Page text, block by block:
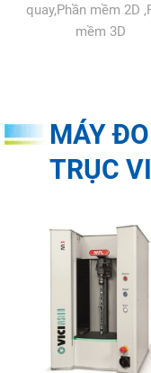
quay,Phần mềm 2D
mềm 3D
MÁY
TRỤC